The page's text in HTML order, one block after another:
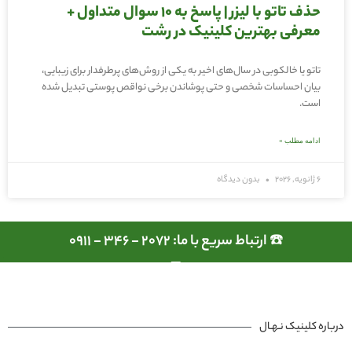
حذف تاتو با لیزر | پاسخ به 10 سوال متداول +
معرفی بهترین کلینیک در رشت
تاتو یا خالکوبی در سال‌های اخیر به یکی از روش‌های پرطرفدار برای زیبایی،
بیان احساسات شخصی و حتی پوشاندن برخی نواقص پوستی تبدیل شده
است.
ادامه مطلب »
6 ژانویه, 2026 بدون دیدگاه
☎️ ارتباط سریع با ما: 2072 - 346 - 0911
درباره کلینیک نـهـال